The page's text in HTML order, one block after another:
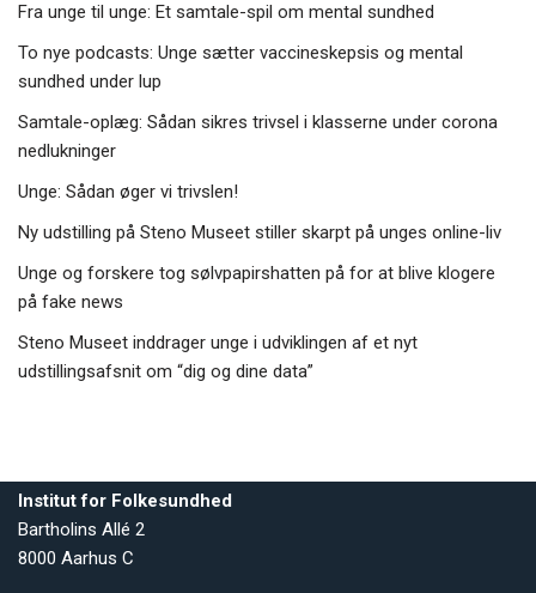
Fra unge til unge: Et samtale-spil om mental sundhed
To nye podcasts: Unge sætter vaccineskepsis og mental
sundhed under lup
Samtale-oplæg: Sådan sikres trivsel i klasserne under corona
nedlukninger
Unge: Sådan øger vi trivslen!
Ny udstilling på Steno Museet stiller skarpt på unges online-liv
Unge og forskere tog sølvpapirshatten på for at blive klogere
på fake news
Steno Museet inddrager unge i udviklingen af et nyt
udstillingsafsnit om “dig og dine data”
Institut for Folkesundhed
Bartholins Allé 2
8000 Aarhus C